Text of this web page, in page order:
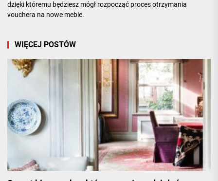
dzięki któremu będziesz mógł rozpocząć proces otrzymania
vouchera na nowe meble.
WIĘCEJ POSTÓW